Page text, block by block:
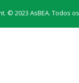
© 2023 AsBEA. Todos